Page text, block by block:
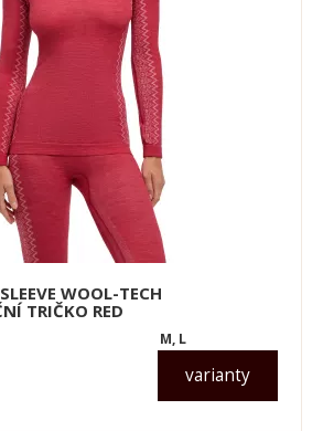
WOOL-TECH
TRIČKO RED
varianty
M, L